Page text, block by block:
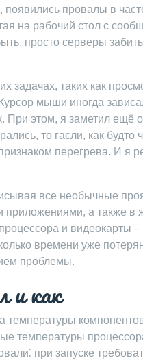
провалы в
на рабочий стол с
просто серверы
задачах, таких как
мыши иногда
При этом, я заметил ещё
то гасли, как будто
перегрева. И я
все необычные
приложениями, а также в
и видеокарты –
времени уже
проблемы.
и как
температуры
температуры
при запуске